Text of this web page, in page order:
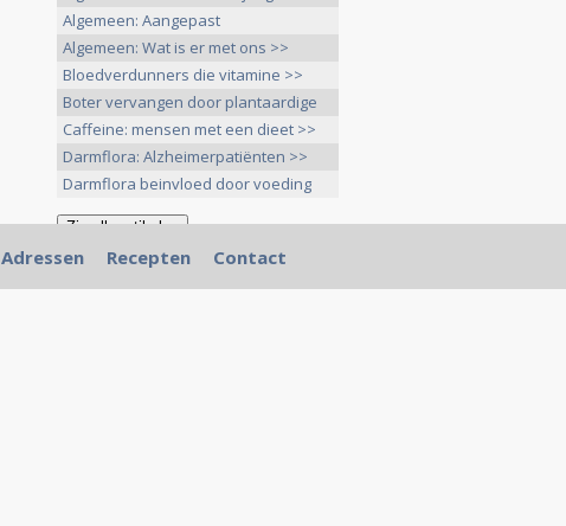
Algemeen: Aangepast
voedingspatroon >>
Algemeen: Wat is er met ons >>
Bloedverdunners die vitamine >>
Boter vervangen door plantaardige
>>
Caffeine: mensen met een dieet >>
Darmflora: Alzheimerpatiënten >>
Darmflora beinvloed door voeding
>>
Adressen Recepten Contact